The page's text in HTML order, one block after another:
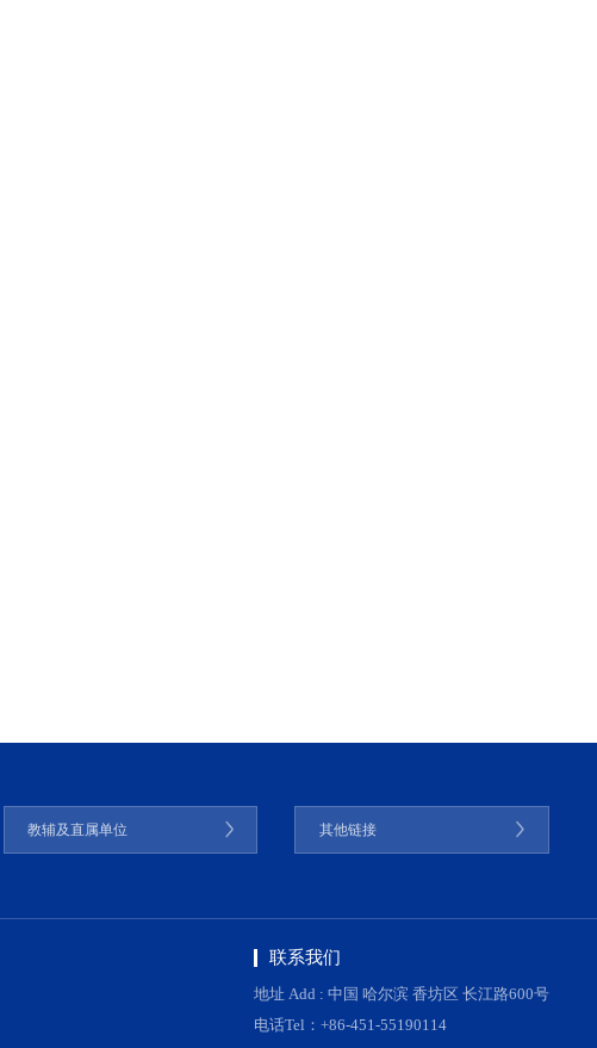
教辅及直属单位 其他链接
联系我们
地址 Add : 中国 哈尔滨 香坊区 长江路600号
电话Tel：+86-451-55190114